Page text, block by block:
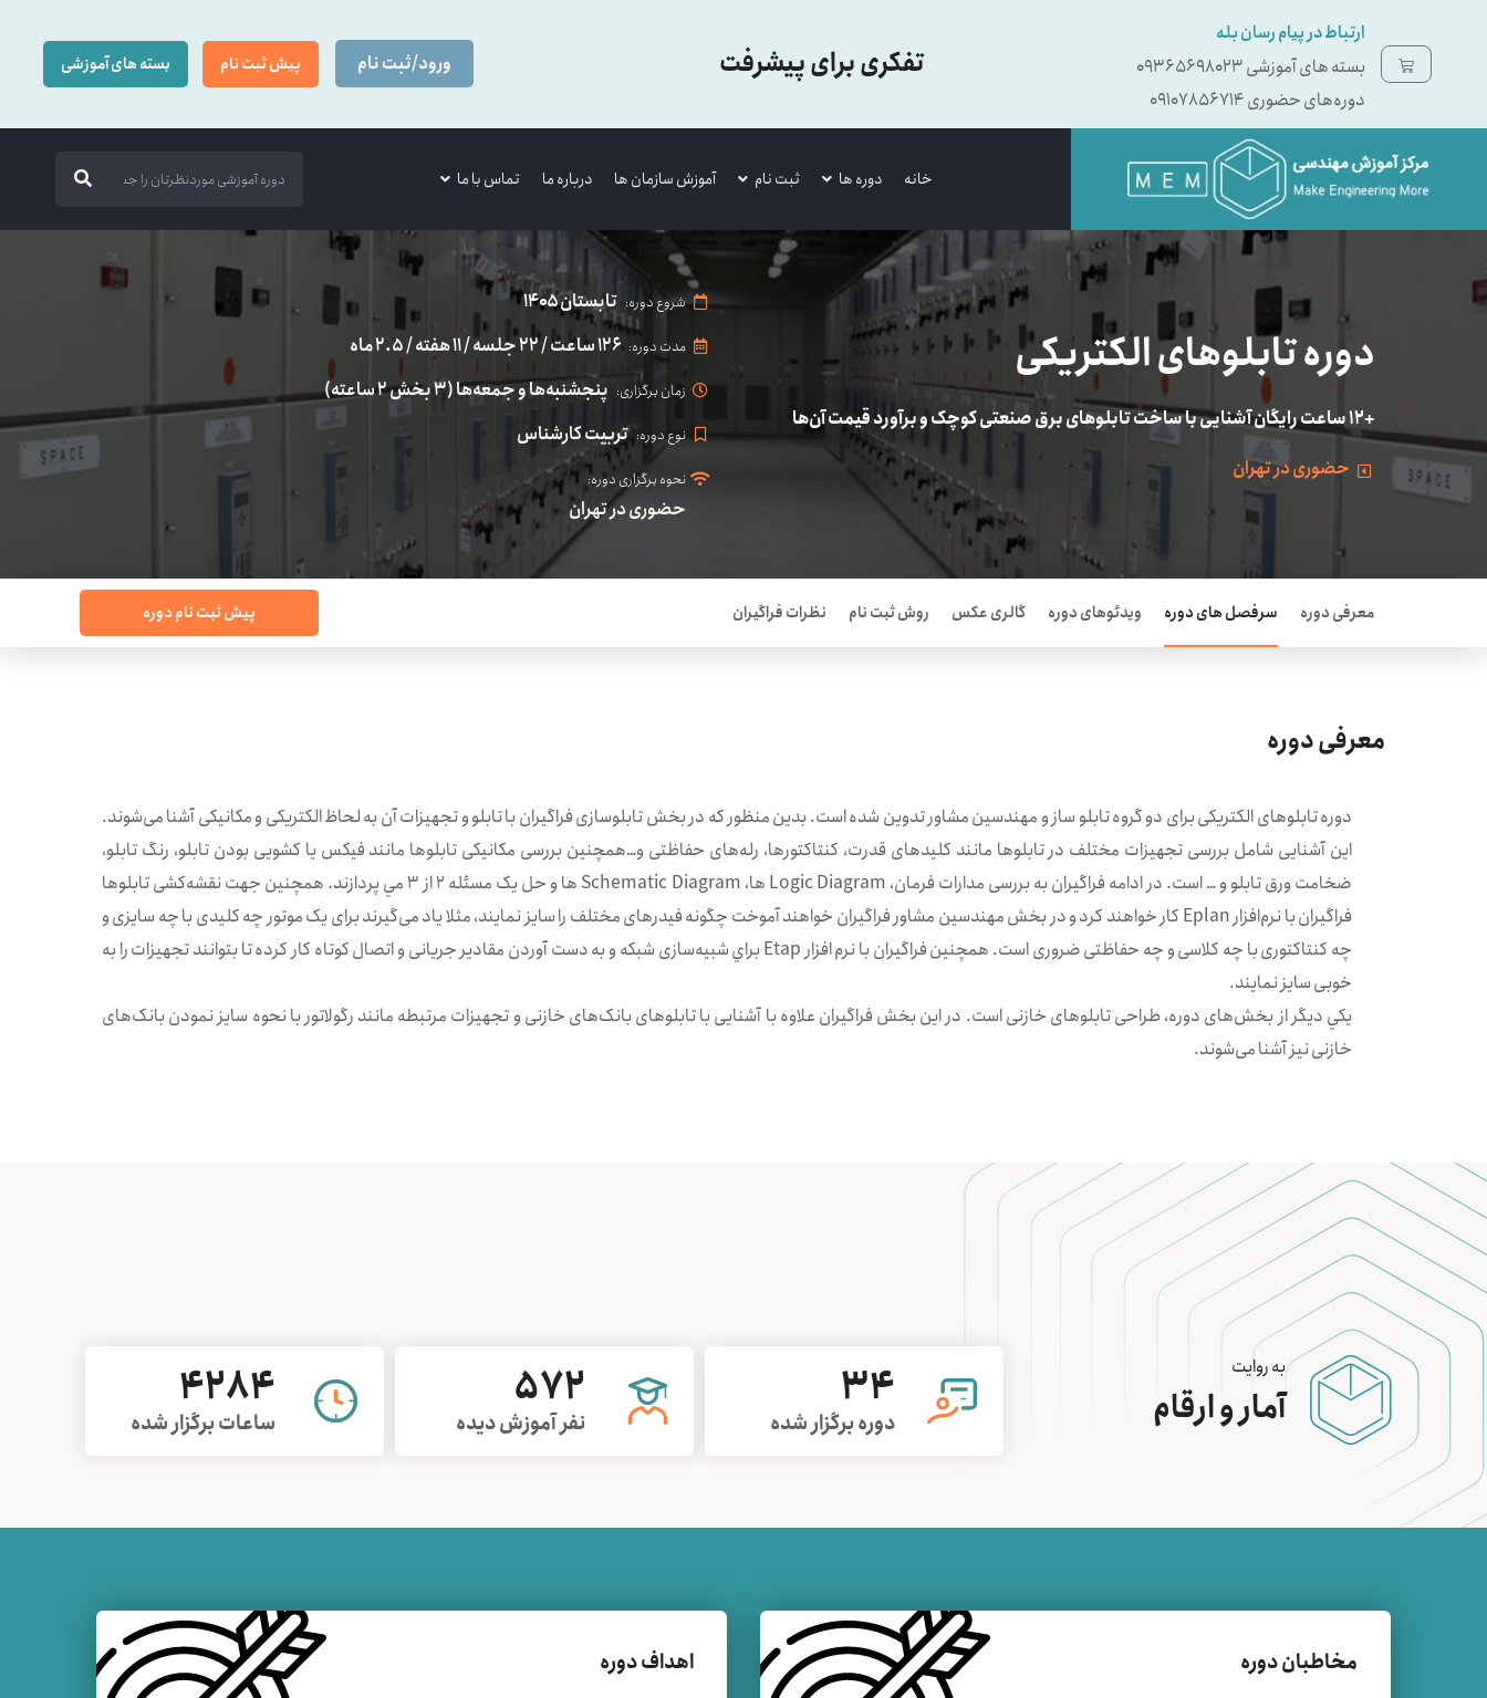
ارتباط در پیام رسان بله
بسته ‌های آموزشی 09365698023
دوره‌های حضوری 09107856714
تفکری برای پیشرفت ورود/ثبت نام پیش ثبت نام بسته های آموزشی
خانه دوره ها ثبت نام آموزش سازمان ها درباره ما تماس با ما
دوره تابلوهای الکتریکی
+۱۲ ساعت رایگان آشنایی با ساخت تابلوهای برق صنعتی کوچک و برآورد قیمت آن‌ها
حضوری در تهران
شروع دوره: تابستان ۱۴۰۵
مدت دوره: ۱۲۶ ساعت / ۲۲ جلسه / ۱۱ هفته / ۲.۵ ماه
زمان برگزاری: پنجشنبه‌ها و جمعه‌ها (۳ بخش ۲ ساعته)
نوع دوره: تربیت کارشناس
نحوه برگزاری دوره:
حضوری در تهران
معرفی دوره سرفصل های دوره ویدئوهای دوره گالری عکس روش ثبت نام نظرات فراگیران پیش ثبت نام دوره
معرفی دوره
دوره تابلو‌های الكتريكی برای دو گروه تابلو ساز و مهندسين مشاور تدوين شده است. بدين منظور که در بخش تابلوسازی فراگيران با تابلو و تجهيزات آن به لحاظ الكتريكی و مكانيكی آشنا می‌شوند.
اين آشنايی شامل بررسی تجهيزات مختلف در تابلوها مانند كليدهای قدرت، كنتاكتورها، رله‌های حفاظتی و…همچنين بررسی مكانيكی تابلو‌ها مانند فيكس يا كشويی بودن تابلو،‌ رنگ تابلو،
ضخامت ورق تابلو و … است. در ادامه فراگيران به بررسی مدارات فرمان، Logic Diagram ها، Schematic Diagram ها و حل یک مسئله ۲ از ۳ مي پردازند. همچنين جهت نقشه‌كشی تابلو‌ها
فراگيران با نرم‌افزار Eplan كار خواهند كرد و در بخش مهندسين مشاور فراگيران خواهند آموخت چگونه فيدرهای مختلف را سايز نمايند،‌ مثلا ياد می‌گيرند برای يک موتور چه كليدی با چه سايزی و
چه كنتاكتوری با چه كلاسی و چه حفاظتی ضروری است. همچنين فراگيران با نرم افزار Etap براي شبيه‌سازی شبكه و به دست آوردن مقادير جريانی و اتصال‌ كوتاه كار كرده تا بتوانند تجهيزات را به
خوبی سايز نمايند.
يكي ديگر از بخش‌های دوره،‌ طراحی تابلو‌های خازنی است. در اين بخش فراگيران علاوه با آشنايی با تابلو‌های بانک‌های خازنی و تجهيزات مرتبطه مانند رگولاتور با نحوه سايز نمودن بانک‌های
خازنی نيز آشنا می‌شوند.
به روایت
آمار و ارقام 34
دوره برگزار شده
572
نفر آموزش دیده
4284
ساعات برگزار شده
مخاطبان دوره اهداف دوره